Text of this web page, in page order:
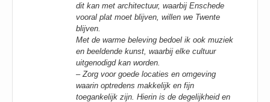
dit kan met architectuur, waarbij Enschede
vooral plat moet blijven, willen we Twente
blijven.
Met de warme beleving bedoel ik ook muziek
en beeldende kunst, waarbij elke cultuur
uitgenodigd kan worden.
– Zorg voor goede locaties en omgeving
waarin optredens makkelijk en fijn
toegankelijk zijn. Hierin is de degelijkheid en